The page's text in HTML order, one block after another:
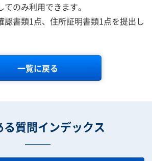
のみ利用できます。
認書類1点、住所証明書類1点を提出し
一覧に戻る
る質問インデックス